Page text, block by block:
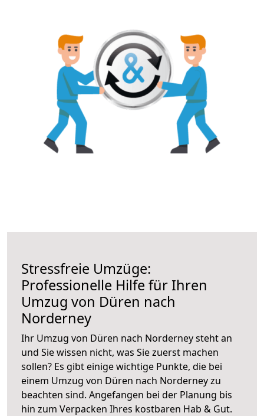
Stressfreie Umzüge:
Professionelle Hilfe für Ihren
Umzug von Düren nach
Norderney
Ihr Umzug von Düren nach Norderney steht an
und Sie wissen nicht, was Sie zuerst machen
sollen? Es gibt einige wichtige Punkte, die bei
einem Umzug von Düren nach Norderney zu
beachten sind. Angefangen bei der Planung bis
hin zum Verpacken Ihres kostbaren Hab & Gut.